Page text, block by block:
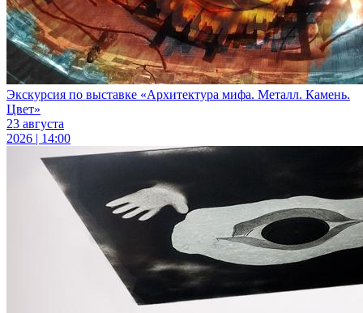
Экскурсия по выставке «Архитектура мифа. Металл. Камень.
Цвет»
23 августа
2026 | 14:00